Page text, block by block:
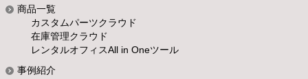
商品一覧
カスタムパーツクラウド
在庫管理クラウド
レンタルオフィスAll in Oneツール
事例紹介